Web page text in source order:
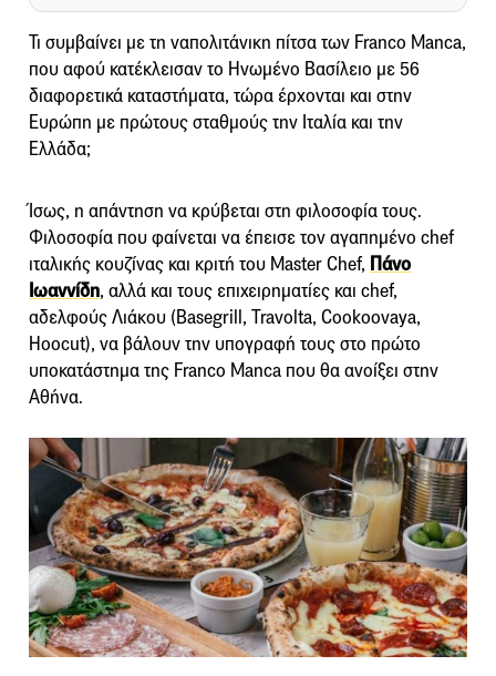
Τι συμβαίνει με τη ναπολιτάνικη πίτσα των Franco Manca,
που αφού κατέκλεισαν το Ηνωμένο Βασίλειο με 56
διαφορετικά καταστήματα, τώρα έρχονται και στην
Ευρώπη με πρώτους σταθμούς την Ιταλία και την
Ελλάδα;
Ίσως, η απάντηση να κρύβεται στη φιλοσοφία τους.
Φιλοσοφία που φαίνεται να έπεισε τον αγαπημένο chef
ιταλικής κουζίνας και κριτή του Master Chef, Πάνο
Ιωαννίδη, αλλά και τους επιχειρηματίες και chef,
αδελφούς Λιάκου (Basegrill, Travolta, Cookoovaya,
Hoocut), να βάλουν την υπογραφή τους στο πρώτο
υποκατάστημα της Franco Manca που θα ανοίξει στην
Αθήνα.